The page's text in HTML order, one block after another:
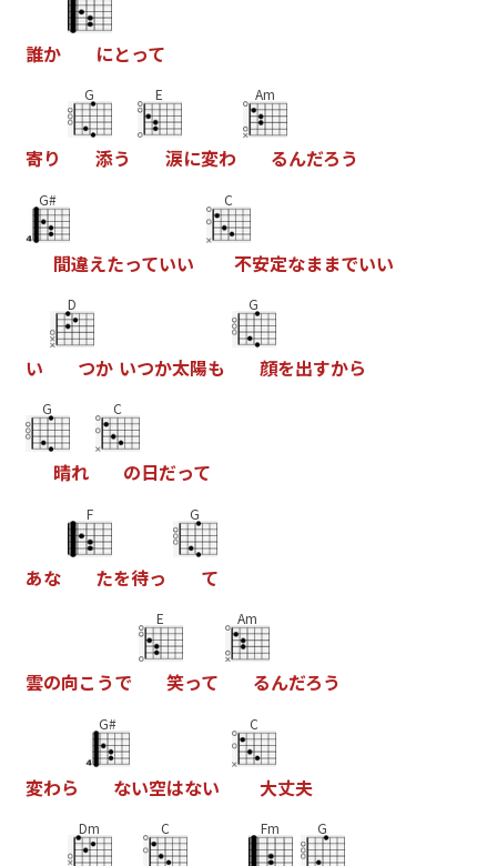
誰か にとって
寄り
G
添う
E
涙に変わ
Am
るんだろう
G#
間違えたっていい
C
不安定なままでいい
い
D
つか いつか太陽も
G
顔を出すから
G
晴れ
C
の日だって
あな
F
たを待っ
G
て
雲の向こ うで
E
笑って
Am
るんだろう
変わら
G#
ない空はない
C
大丈夫
Dm C Fm G